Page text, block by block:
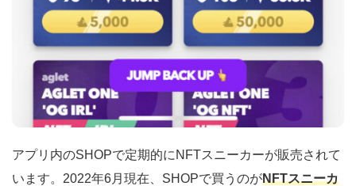
アプリ内のSHOPで定期的にNFTスニーカーが販売されて
います。2022年6月現在、SHOPで買うのがNFTスニーカ